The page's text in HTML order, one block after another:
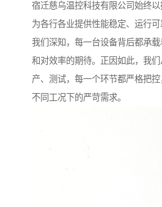
宿迁慈乌温控科技有限公司始终
为各行各业提供性能稳定、运行可
我们深知，每一台设备背后都承
和对效率的期待。正因如此，我
产、测试，每一个环节都严格把
不同工况下的严苛需求。